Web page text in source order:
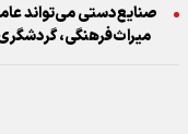
صنایع‌دستی می‌تواند
میراث‌فرهنگی،